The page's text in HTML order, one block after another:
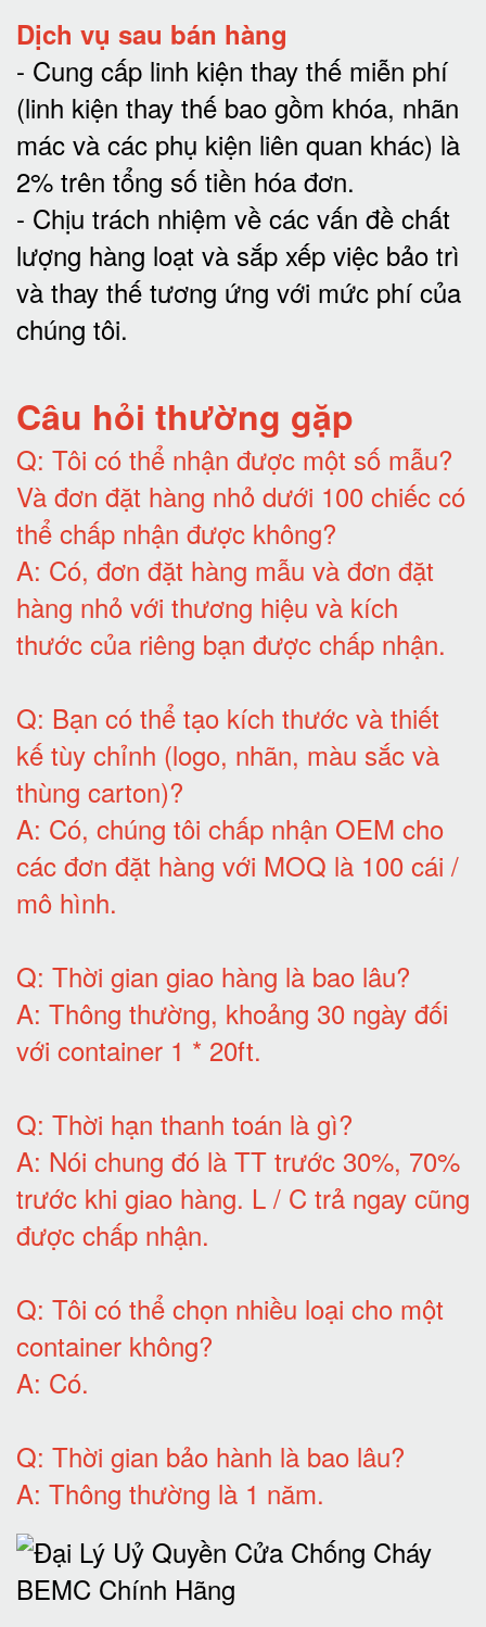
Dịch vụ sau bán hàng
- Cung cấp linh kiện thay thế miễn phí
(linh kiện thay thế bao gồm khóa, nhãn
mác và các phụ kiện liên quan khác) là
2% trên tổng số tiền hóa đơn.
- Chịu trách nhiệm về các vấn đề chất
lượng hàng loạt và sắp xếp việc bảo trì
và thay thế tương ứng với mức phí của
chúng tôi.
Câu hỏi thường gặp
Q: Tôi có thể nhận được một số mẫu?
Và đơn đặt hàng nhỏ dưới 100 chiếc có
thể chấp nhận được không?
A: Có, đơn đặt hàng mẫu và đơn đặt
hàng nhỏ với thương hiệu và kích
thước của riêng bạn được chấp nhận.
Q: Bạn có thể tạo kích thước và thiết
kế tùy chỉnh (logo, nhãn, màu sắc và
thùng carton)?
A: Có, chúng tôi chấp nhận OEM cho
các đơn đặt hàng với MOQ là 100 cái /
mô hình.
Q: Thời gian giao hàng là bao lâu?
A: Thông thường, khoảng 30 ngày đối
với container 1 * 20ft.
Q: Thời hạn thanh toán là gì?
A: Nói chung đó là TT trước 30%, 70%
trước khi giao hàng. L / C trả ngay cũng
được chấp nhận.
Q: Tôi có thể chọn nhiều loại cho một
container không?
A: Có.
Q: Thời gian bảo hành là bao lâu?
A: Thông thường là 1 năm.